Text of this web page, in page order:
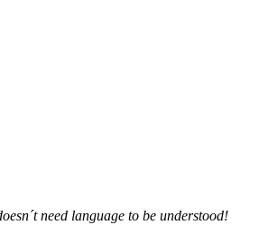
need language to be understood!